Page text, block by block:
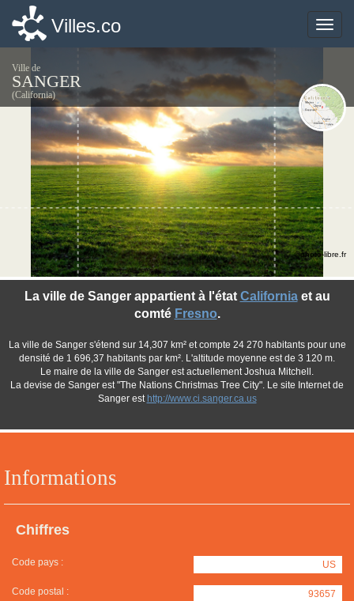
Toggle
Villes.co
Ville de
SANGER
(California)
Informations
Chiffres
Code pays : US
Code postal : 93657
La ville de Sanger appartient à l'état Californiaet au
comté Fresno.
La ville de Sanger s'étend sur 14,307 km² et compte 24 270 habitants pour une
densité de 1 696,37 habitants par km². L'altitude moyenne est de 3 120 m.
Le maire de la ville de Sanger est actuellement Joshua Mitchell.
La devise de Sanger est "The Nations Christmas Tree City". Le site Internet de
Sanger est http://www.ci.sanger.ca.us
©photo-libre.fr
Toggle
Villes.co